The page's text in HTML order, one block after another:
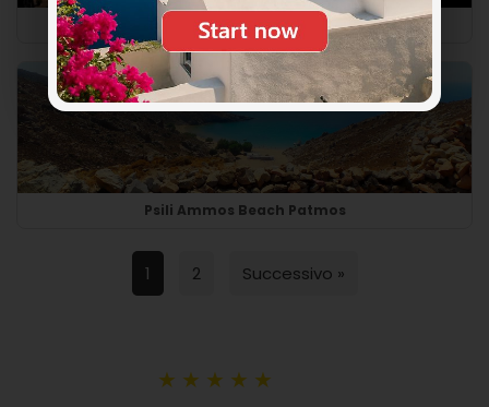
Agrilovadi Beach Patmos
Psili Ammos Beach Patmos
1 2 Successivo »
★ ★ ★ ★ ★